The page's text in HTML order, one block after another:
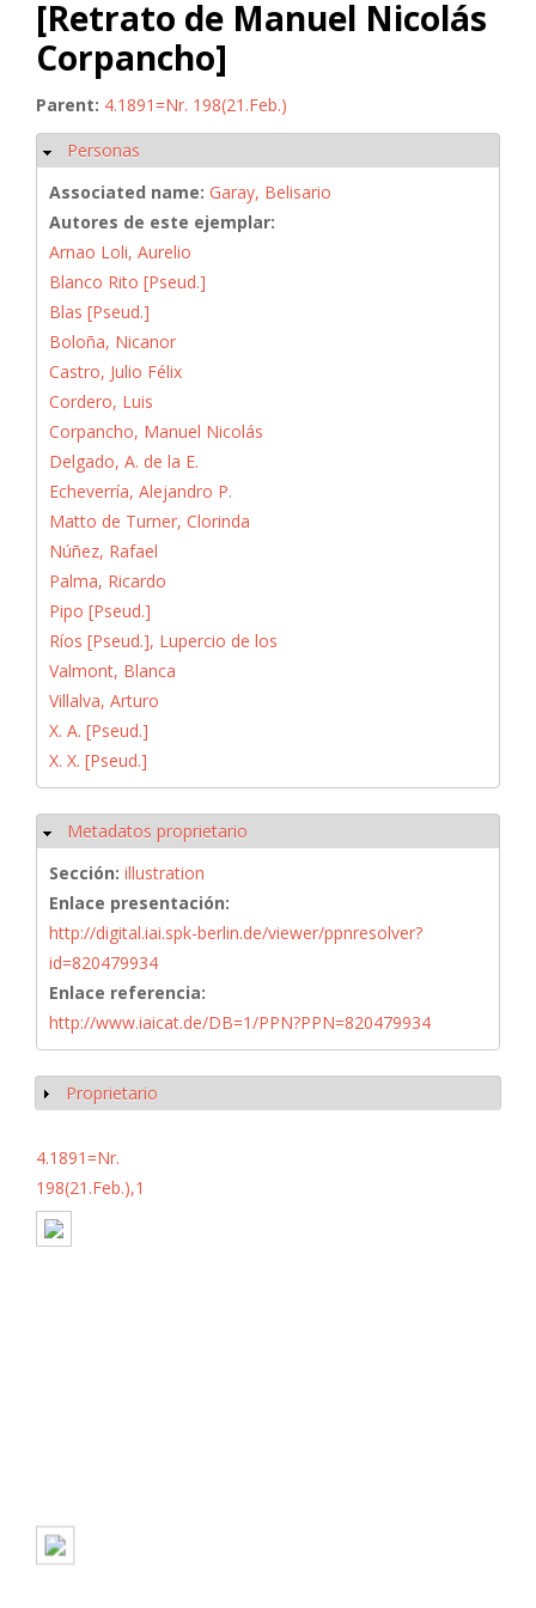
[Retrato de Manuel Nicolás
Corpancho]
Parent: 4.1891=Nr. 198(21.Feb.)
Ocultar
Personas
Associated name: Garay, Belisario
Autores de este ejemplar:
Arnao Loli, Aurelio
Blanco Rito [Pseud.]
Blas [Pseud.]
Boloña, Nicanor
Castro, Julio Félix
Cordero, Luis
Corpancho, Manuel Nicolás
Delgado, A. de la E.
Echeverría, Alejandro P.
Matto de Turner, Clorinda
Núñez, Rafael
Palma, Ricardo
Pipo [Pseud.]
Ríos [Pseud.], Lupercio de los
Valmont, Blanca
Villalva, Arturo
X. A. [Pseud.]
X. X. [Pseud.]
Ocultar
Metadatos proprietario
Sección: illustration
Enlace presentación:
http://digital.iai.spk-berlin.de/viewer/ppnresolver?
id=820479934
Enlace referencia:
http://www.iaicat.de/DB=1/PPN?PPN=820479934
Mostrar
Proprietario
4.1891=Nr.
198(21.Feb.),1